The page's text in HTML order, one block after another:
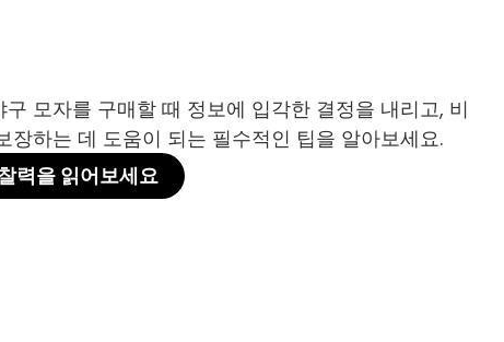
모자를 구매할 때 정보에 입각한 결정을 내리고, 비
장하는 데 도움이 되는 필수적인 팁을 알아보세요.
력을 읽어보세요